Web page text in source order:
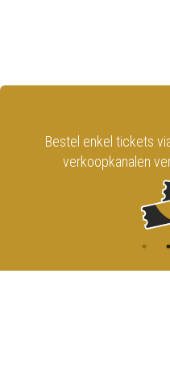
Bestel enkel tickets
verkoopkanalen